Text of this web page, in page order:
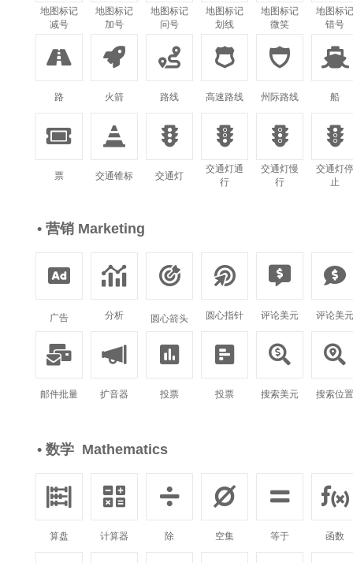
地图标记
减号
地图标记
加号
地图标记
问号
地图标记
划线
地图标记
微笑
地图标记
错号
路 火箭 路线 高速路线 州际路线 船
票 交通锥标 交通灯
交通灯通
行
交通灯慢
行
交通灯停
止
广告 分析 圆心箭头 圆心指针 评论美元 评论美元
邮件批量 扩音器 投票 投票 搜索美元 搜索位置
算盘 计算器 除 空集 等于 函数
• 营销 Marketing
• 数学 Mathematics
     
     
     
     
     